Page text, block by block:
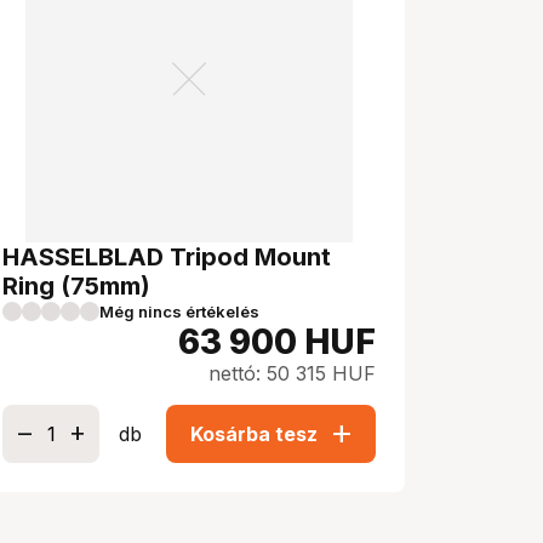
HASSELBLAD Tripod Mount
Ring (75mm)
Még nincs értékelés
63 900 HUF
nettó: 50 315 HUF
db Kosárba tesz add